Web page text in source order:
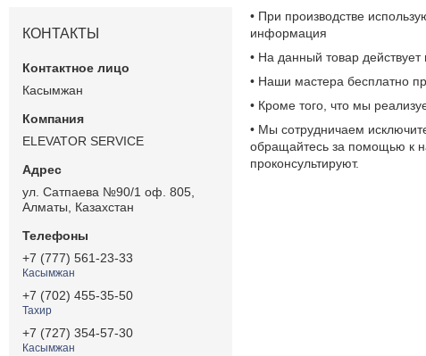
• При производстве
информация
• На данный товар действует
• Наши мастера бесплатно
• Кроме того, что мы
• Мы сотрудничаем
обращайтесь за помощью к
проконсультируют.
КОНТАКТЫ
Касымжан
ELEVATOR SERVICE
ул. Сатпаева №90/1 оф. 805,
Алматы, Казахстан
+7 (777) 561-23-33
Касымжан
+7 (702) 455-35-50
Тахир
+7 (727) 354-57-30
Касымжан